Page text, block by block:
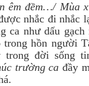
êm đềm…/ Mùa
nhắc đi nhắc
ca như dấu gạch
trong hồn người
trong đời sống
trường ca đầy